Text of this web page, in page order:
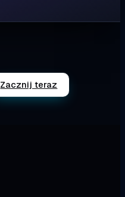
Zacznij teraz